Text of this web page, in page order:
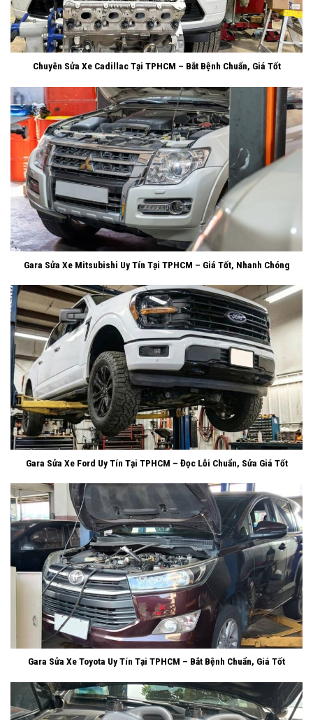
Chuyên Sửa Xe Cadillac Tại TPHCM – Bắt Bệnh Chuẩn, Giá Tốt
Gara Sửa Xe Mitsubishi Uy Tín Tại TPHCM – Giá Tốt, Nhanh Chóng
Gara Sửa Xe Ford Uy Tín Tại TPHCM – Đọc Lỗi Chuẩn, Sửa Giá Tốt
Gara Sửa Xe Toyota Uy Tín Tại TPHCM – Bắt Bệnh Chuẩn, Giá Tốt